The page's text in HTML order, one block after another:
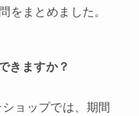
をまとめました。
きますか？
ョップでは、期間